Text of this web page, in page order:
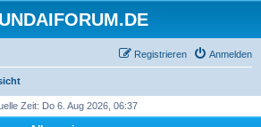
Anmelden
Registrieren
Zeit: Do 6. Aug 2026, 06:37